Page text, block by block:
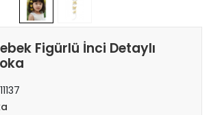
Figürlü İnci Detaylı